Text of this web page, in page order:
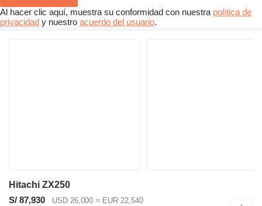
Al hacer clic aquí, muestra su conformidad con nuestra política de
privacidad y nuestro acuerdo del usuario.
Hitachi ZX250
S/ 87,930
USD 26,000 ≈ EUR 22,540